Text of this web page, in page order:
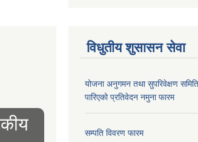
विधुतीय शुसासन सेवा
योजना अनुगमन तथा सुपरिवेक्षण
पारिएको प्रतिवेदन नमुना फारम
सम्पति विवरण फारम